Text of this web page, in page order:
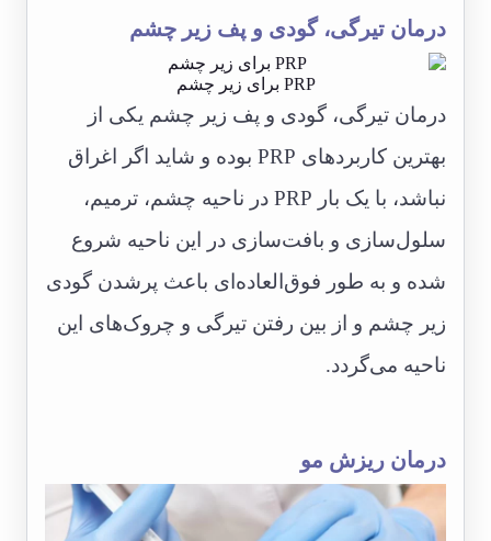
درمان تیرگی، گودی و پف زیر چشم
PRP برای زیر چشم
درمان تیرگی، گودی و پف زیر چشم یکی از
بهترین کاربردهای PRP بوده و شاید اگر اغراق
نباشد، با یک بار PRP در ناحیه چشم، ترمیم،
سلول‌سازی و بافت‌سازی در این ناحیه شروع
شده و به طور فوق‌العاده‌ای باعث پرشدن گودی
زیر چشم و از بین رفتن تیرگی و چروک‌های این
ناحیه می‌گردد.
درمان ریزش مو